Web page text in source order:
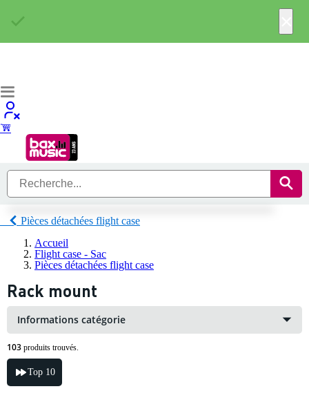
Pièces détachées flight case
Accueil
Flight case - Sac
Pièces détachées flight case
Rack mount
Informations catégorie
103 produits trouvés.
Top 10